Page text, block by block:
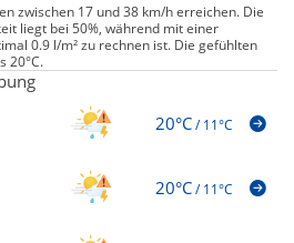
zwischen 17 und 38 km/h erreichen. Die
liegt bei 50%, während mit einer
0.9 l/m² zu rechnen ist. Die gefühlten
20°C.
20°C/11°C
20°C/11°C